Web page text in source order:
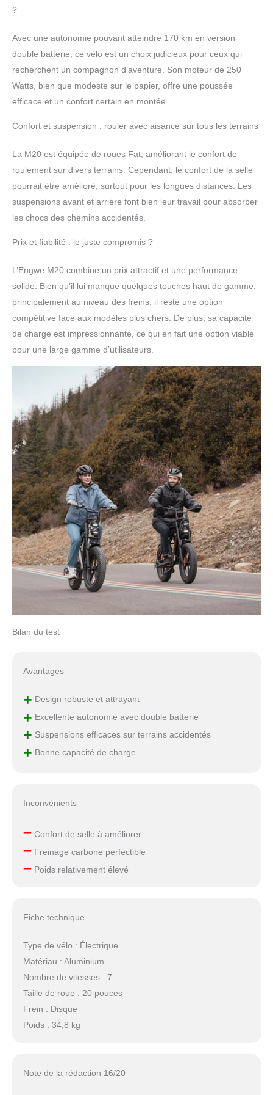
peut facilement faire face
à toutes sortes de
terrains accidentés, vous
offrant une expérience
et plus confortable. Ce
l'arrière pour un freinage
plus rapide et plus
stable. Les freins ont une
meilleure performance
chaleur et ne sont pas
【Tout terrain】Velo
pneus neige de 20
pouces. Le pneu neige
plus large de ce vélo
adhère mieux aux
températures
extrêmement basses,
meilleure traction. Par
rapport aux pneus
ordinaires, ils peuvent
empêcher efficacement
le véhicule de la velo
electrique pliable de
tourner sur le côté,
réduire la distance de
freinage et être plus
résistants au dérapage.
ENGWE velo electrique
avec pneus neige vous
permet d'aller où vous
voulez. 【Réglage de la
vitesse multiple】 Ce
draisienne electrique est
équipé d'une
transmission SHIMANO à
7 vitesses. Le levier de
différents terrains afin de
facilement et d'avoir plus
de plaisir à rouler. Avec
L'écran LCD avancé de
velo electrique homme
?
Avec une autonomie pouvant atteindre 170 km en version
double batterie, ce vélo est un choix judicieux pour ceux qui
recherchent un compagnon d’aventure. Son moteur de 250
Watts, bien que modeste sur le papier, offre une poussée
efficace et un confort certain en montée.
Confort et suspension : rouler avec aisance sur tous les terrains
La M20 est équipée de roues Fat, améliorant le confort de
roulement sur divers terrains. Cependant, le confort de la selle
pourrait être amélioré, surtout pour les longues distances. Les
suspensions avant et arrière font bien leur travail pour absorber
les chocs des chemins accidentés.
Prix et fiabilité : le juste compromis ?
L’Engwe M20 combine un prix attractif et une performance
solide. Bien qu’il lui manque quelques touches haut de gamme,
principalement au niveau des freins, il reste une option
compétitive face aux modèles plus chers. De plus, sa capacité
de charge est impressionnante, ce qui en fait une option viable
pour une large gamme d’utilisateurs.
Bilan du test
Avantages
+ Design robuste et attrayant
+ Excellente autonomie avec double batterie
+ Suspensions efficaces sur terrains accidentés
+ Bonne capacité de charge
Inconvénients
–Confort de selle à améliorer
–Freinage carbone perfectible
–Poids relativement élevé
Fiche technique
Type de vélo : Électrique
Matériau : Aluminium
Nombre de vitesses : 7
Taille de roue : 20 pouces
Frein : Disque
Poids : 34,8 kg
Note de la rédaction 16/20